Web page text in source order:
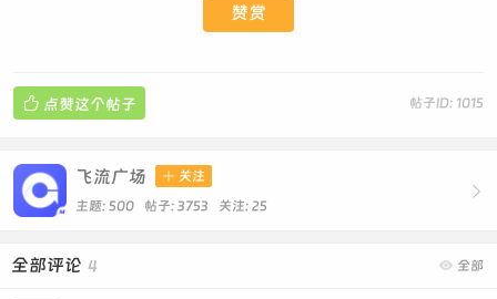
赞赏
帖子ID: 1015
 点赞这个帖子

飞流广场  关注
主题: 500 帖子: 3753 关注: 25
 全部
全部评论 4